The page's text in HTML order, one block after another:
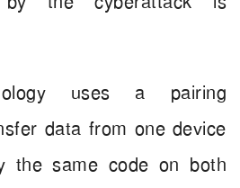
uses a pairing
data from one device
the same code on both